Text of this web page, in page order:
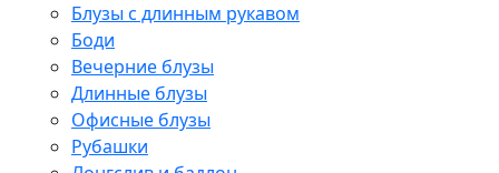
Блузы с длинным рукавом
Боди
Вечерние блузы
Длинные блузы
Офисные блузы
Рубашки